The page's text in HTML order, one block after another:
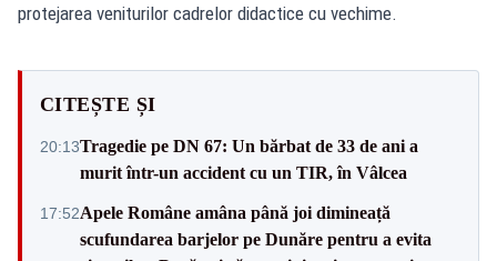
protejarea veniturilor cadrelor didactice cu vechime.
CITEȘTE ȘI
20:13Tragedie pe DN 67: Un bărbat de 33 de ani a
murit într-un accident cu un TIR, în Vâlcea
17:52Apele Române amâna până joi dimineață
scufundarea barjelor pe Dunăre pentru a evita